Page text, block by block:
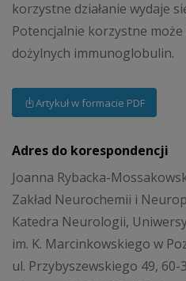
korzystne działanie wydaje
Potencjalnie korzystne
dożylnych immunoglobulin.
Artykuł w formacie PDF
Adres do korespondencji
Joanna Rybacka-
Zakład Neurochemii i
Katedra Neurologii,
im. K. Marcinkowskiego w
ul. Przybyszewskiego 49, 60-